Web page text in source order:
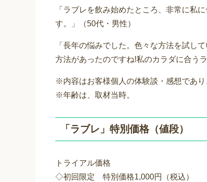
「ラブレを飲み始めたところ、非常に私
す。」（50代・男性）
「長年の悩みでした。色々な方法を試し
方法があったのですね!私のカラダに合う
※内容はお客様個人の体験談・感想であり
※年齢は、取材当時。
「ラブレ」特別価格（値段）
トライアル価格
◇初回限定 特別価格1,000円（税込）